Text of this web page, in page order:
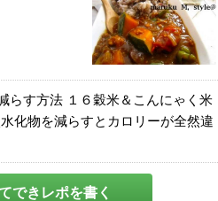
らす方法 １６穀米＆こんにゃく米
化物を減らすとカロリーが全然違
できレポを書く